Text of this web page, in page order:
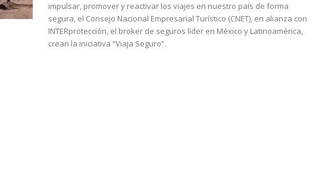
impulsar, promover y reactivar los viajes en nuestro país de forma
segura, el Consejo Nacional Empresarial Turístico (CNET), en alianza con
INTERprotección, el broker de seguros líder en México y Latinoamérica,
crean la iniciativa “Viaja Seguro”.